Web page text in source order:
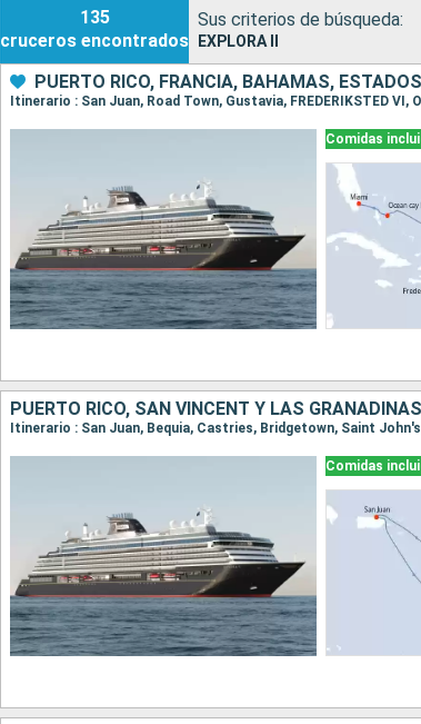
135
cruceros encontrados
Sus criterios de búsqueda:
EXPLORA II
PUERTO RICO, FRANCIA, BAHAMAS,
Itinerario : San Juan, Road Town, Gustavia, FREDERIKSTED
Comidas
Itinerario : San Juan, Bequia, Castries, Bridgetown, Saint
Comidas